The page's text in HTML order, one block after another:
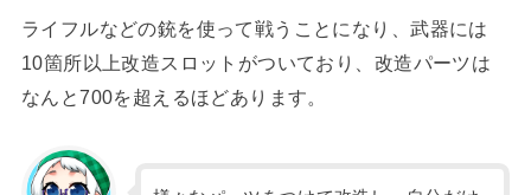
ライフルなどの銃を使って戦うことになり、武器には
10箇所以上改造スロットがついており、改造パーツは
なんと700を超えるほどあります。